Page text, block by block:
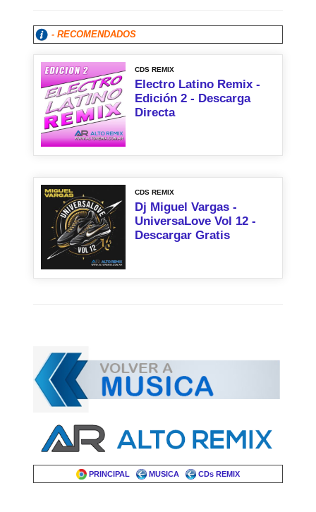
- RECOMENDADOS
CDS REMIX
Electro Latino Remix -
Edición 2 - Descarga
Directa
CDS REMIX
Dj Miguel Vargas -
UniversaLove Vol 12 -
Descargar Gratis
PRINCIPAL MUSICA CDs REMIX